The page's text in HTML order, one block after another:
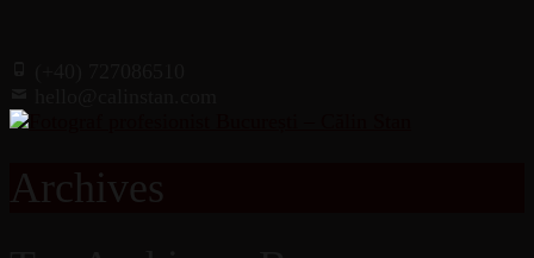
Archives